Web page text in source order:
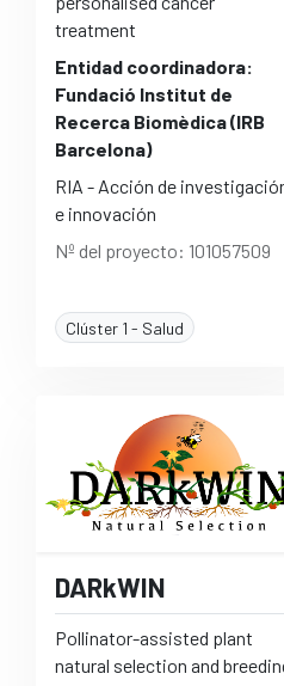
treatment
Entidad coordinadora:
Fundació Institut de
Recerca Biomèdica (IRB
Barcelona)
RIA - Acción de
e innovación
Nº del proyecto: 101057509
Clúster 1 - Salud
DARkWIN
Pollinator-assisted plant
natural selection and